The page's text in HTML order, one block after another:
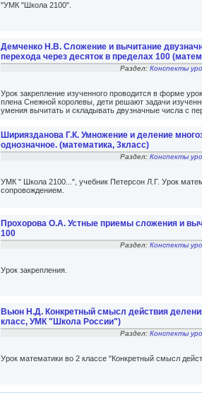
"УМК "Школа 2100".
Демченко Н.В. Сложение и вычитание
перехода через десяток в пределах 100
Раздел: Конспекты
Урок закрепление изученного проводится в форме
плена Снежной королевы, дети решают задачи
умения вычитать и складывать двузначные числа с
Шириязданова Г.К. Умножение и деление
однозначное. (математика, 3класс)
Раздел: Конспекты
УМК " Школа 2100...", учебник Петерсон Л.Г. Урок
сопровождением.
Прохорова О.А. Устные приемы сложения и
100
Раздел: Конспекты
Урок закрепления.
Вьюн Н.Д. Конкретный смысл действия
класс, УМК "Школа России")
Раздел: Конспекты
Урок математики во 2 классе "Конкретный смысл